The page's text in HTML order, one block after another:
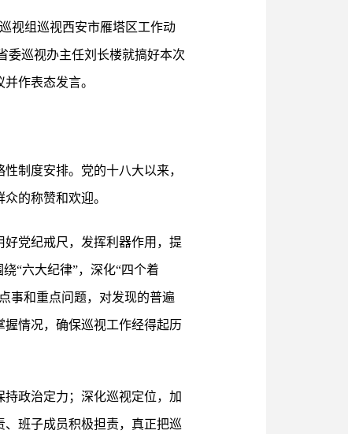
视组巡视西安市雁塔区工作动
委巡视办主任刘长楼就搞好本次
作表态发言。
制度安排。党的十八大以来，
的称赞和欢迎。
党纪戒尺，发挥利器作用，提
“六大纪律”，深化“四个着
事和重点问题，对发现的普遍
情况，确保巡视工作经得起历
政治定力；深化巡视定位，加
班子成员积极担责，真正把巡